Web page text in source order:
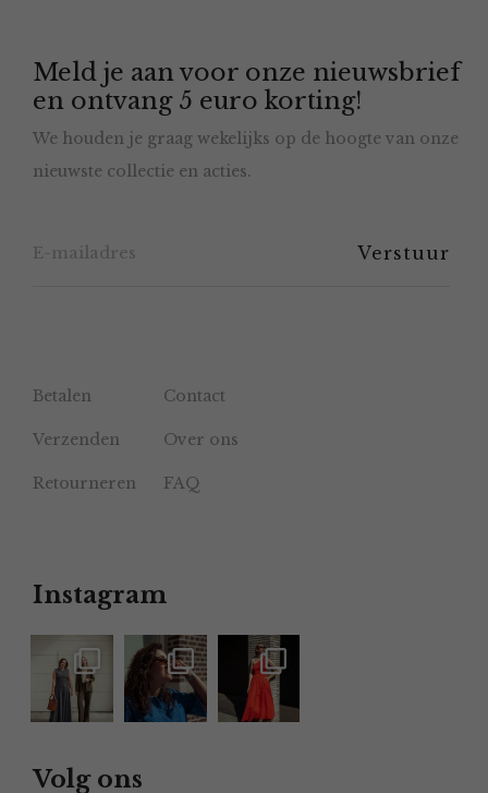
Meld je aan voor onze nieuwsbrief
en ontvang 5 euro korting!
We houden je graag wekelijks op de hoogte van onze
nieuwste collectie en acties.
Betalen Contact
Verzenden Over ons
Retourneren FAQ
Instagram
Volg ons